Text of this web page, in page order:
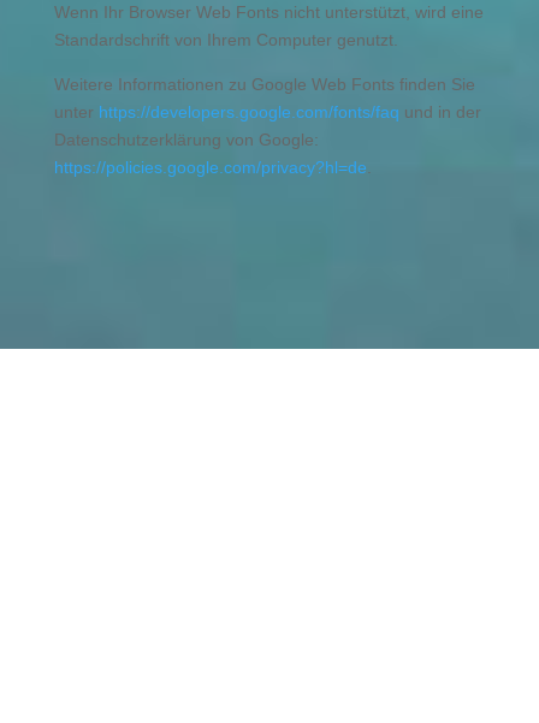
Wenn Ihr Browser Web Fonts nicht unterstützt, wird eine
Standardschrift von Ihrem Computer genutzt.
Weitere Informationen zu Google Web Fonts finden Sie
unter https://developers.google.com/fonts/faq und in der
Datenschutzerklärung von Google:
https://policies.google.com/privacy?hl=de